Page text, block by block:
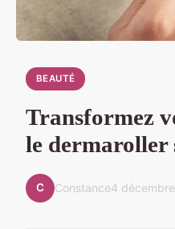
BEAUTÉ
Transformez
le dermaroller
C Constance4